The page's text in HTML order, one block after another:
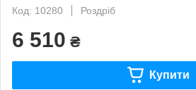
Код: 10280
Роздріб
6 510 ₴
Купити